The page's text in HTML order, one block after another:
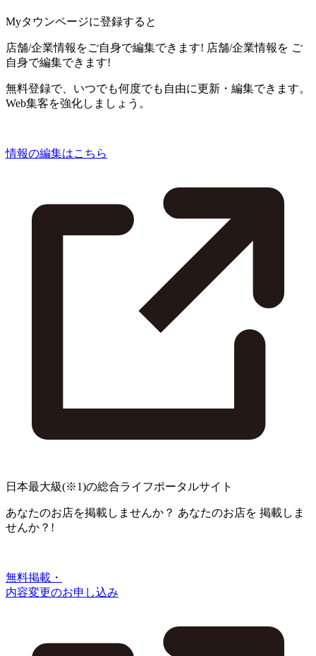
Myタウンページに登録すると
店舗/企業情報をご自身で編集できます! 店舗/企業情報を ご
自身で編集できます!
無料登録で、いつでも何度でも自由に更新・編集できます。
Web集客を強化しましょう。
情報の編集はこちら
日本最大級(※1)の総合ライフポータルサイト
あなたのお店を掲載しませんか？ あなたのお店を 掲載しま
せんか？!
無料掲載・
内容変更のお申し込み